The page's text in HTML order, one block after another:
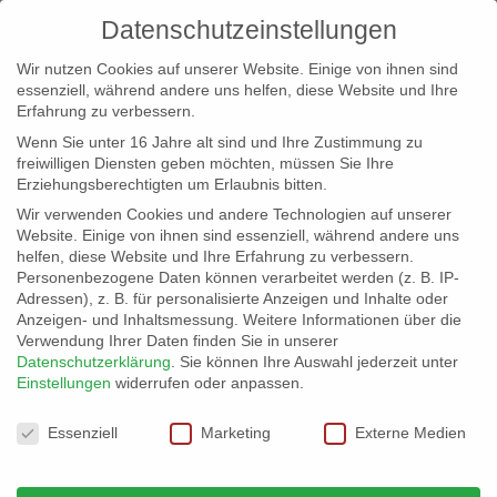
info@erfolgreich-events.de
+4940 46 777 230
00404_09
Datenschutzeinstellungen
Wir nutzen Cookies auf unserer Website. Einige von ihnen sind
essenziell, während andere uns helfen, diese Website und Ihre
Erfahrung zu verbessern.
Wenn Sie unter 16 Jahre alt sind und Ihre Zustimmung zu
freiwilligen Diensten geben möchten, müssen Sie Ihre
Erziehungsberechtigten um Erlaubnis bitten.
Wir verwenden Cookies und andere Technologien auf unserer
Website. Einige von ihnen sind essenziell, während andere uns
helfen, diese Website und Ihre Erfahrung zu verbessern.
Personenbezogene Daten können verarbeitet werden (z. B. IP-
Adressen), z. B. für personalisierte Anzeigen und Inhalte oder
Anzeigen- und Inhaltsmessung. Weitere Informationen über die
Verwendung Ihrer Daten finden Sie in unserer
Datenschutzerklärung
Sie können Ihre Auswahl jederzeit unter
Einstellungen widerrufen oder anpassen.
Datenschutzeinstellungen
Essenziell Marketing Externe Medien